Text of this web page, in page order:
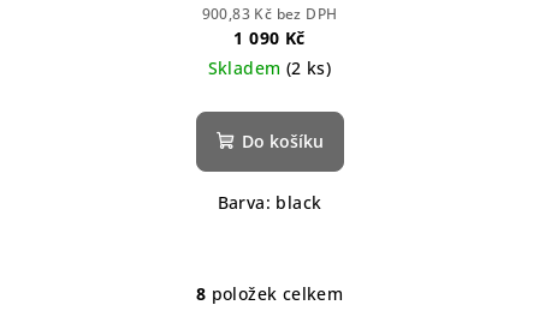
900,83 Kč bez DPH
1 090 Kč
Skladem (2 ks)
Do košíku
Barva: black
O
8 položek celkem